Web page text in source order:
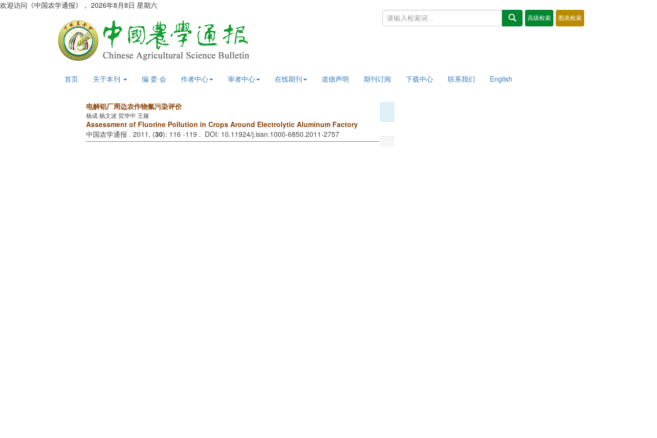
欢迎访问《中国农学通报》， 2026年8月8日 星期六
首页 关于本刊 编 委 会 作者中心 审者中心 在线期刊 道德声明 期刊订阅 下载中心 联系我们 English
电解铝厂周边农作物氟污染评价
杨成 杨文波 贺华中 王娅
Assessment of Fluorine Pollution in Crops Around Electrolytic Aluminum Factory
中国农学通报 . 2011, (30): 116 -119 . DOI: 10.11924/j.issn.1000-6850.2011-2757